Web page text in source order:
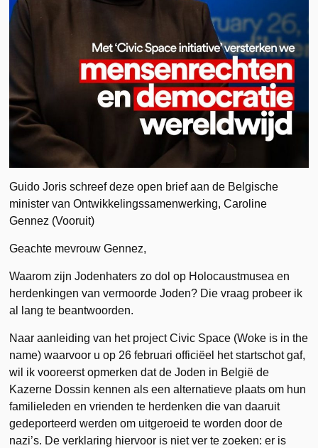
Guido Joris schreef deze open brief aan de Belgische
minister van Ontwikkelingssamenwerking, Caroline
Gennez (Vooruit)
Geachte mevrouw Gennez,
Waarom zijn Jodenhaters zo dol op Holocaustmusea en
herdenkingen van vermoorde Joden? Die vraag probeer ik
al lang te beantwoorden.
Naar aanleiding van het project Civic Space (Woke is in the
name) waarvoor u op 26 februari officiëel het startschot gaf,
wil ik vooreerst opmerken dat de Joden in België de
Kazerne Dossin kennen als een alternatieve plaats om hun
familieleden en vrienden te herdenken die van daaruit
gedeporteerd werden om uitgeroeid te worden door de
nazi’s. De verklaring hiervoor is niet ver te zoeken: er is